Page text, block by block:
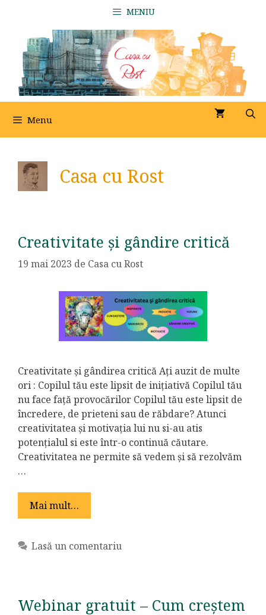
conținut
MENIU
Menu
Casa cu Rost
Creativitate și gândire critică
19 mai 2023 de Casa cu Rost
Creativitate și gândirea critică Ați auzit de multe
ori : Copilul tău este lipsit de inițiativă Copilul tău
nu face față provocărilor Copilul tău este lipsit de
încredere, de prieteni sau de răbdare? Atunci
creativitatea și motivația lui nu si-au atis
potențialul si este într-o continuă căutare.
Creativitatea ne permite să vedem și să rezolvăm
…
Mai mult…
Lasă un comentariu
Webinar gratuit – Cum creștem